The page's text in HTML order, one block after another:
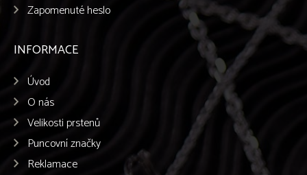
Zapomenuté heslo
INFORMACE
Úvod
O nás
Velikosti prstenů
Puncovní značky
Reklamace